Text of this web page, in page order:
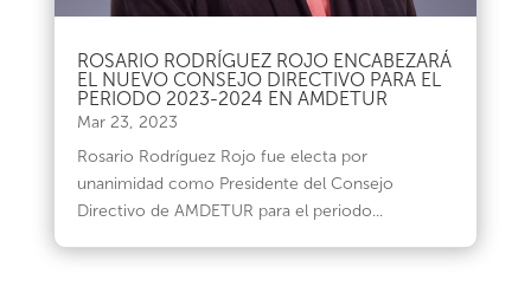
ROSARIO RODRÍGUEZ ROJO ENCABEZARÁ
EL NUEVO CONSEJO DIRECTIVO PARA EL
PERIODO 2023-2024 EN AMDETUR
Mar 23, 2023
Rosario Rodríguez Rojo fue electa por
unanimidad como Presidente del Consejo
Directivo de AMDETUR para el periodo...